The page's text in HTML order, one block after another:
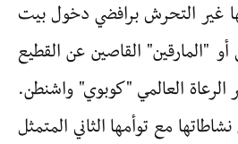
غير التحرش برافضي دخول بيت
أو "المارقين" القاصين عن القطيع
الرعاة العالمي "كوبوي" واشنطن.
مع توأمها الثاني المتمثل